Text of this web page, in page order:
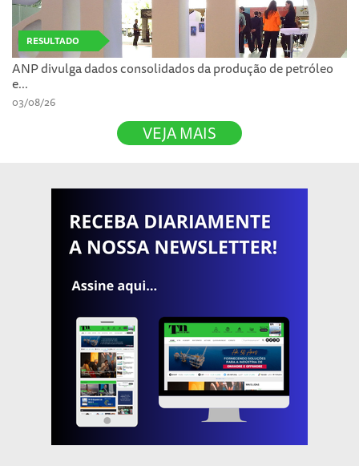
RESULTADO
ANP divulga dados consolidados da produção de petróleo
e...
03/08/26
VEJA MAIS